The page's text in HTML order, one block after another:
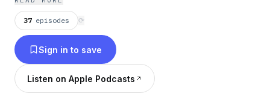
37 episodes ⟳
Sign in to save
Listen on Apple Podcasts